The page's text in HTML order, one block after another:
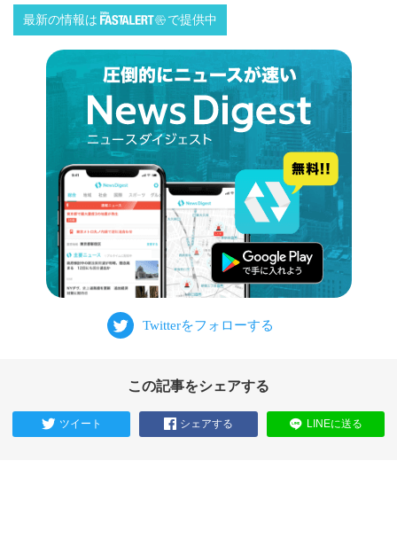
最新の情報は で提供中
この記事をシェアする
ツイート シェアする LINEに送る